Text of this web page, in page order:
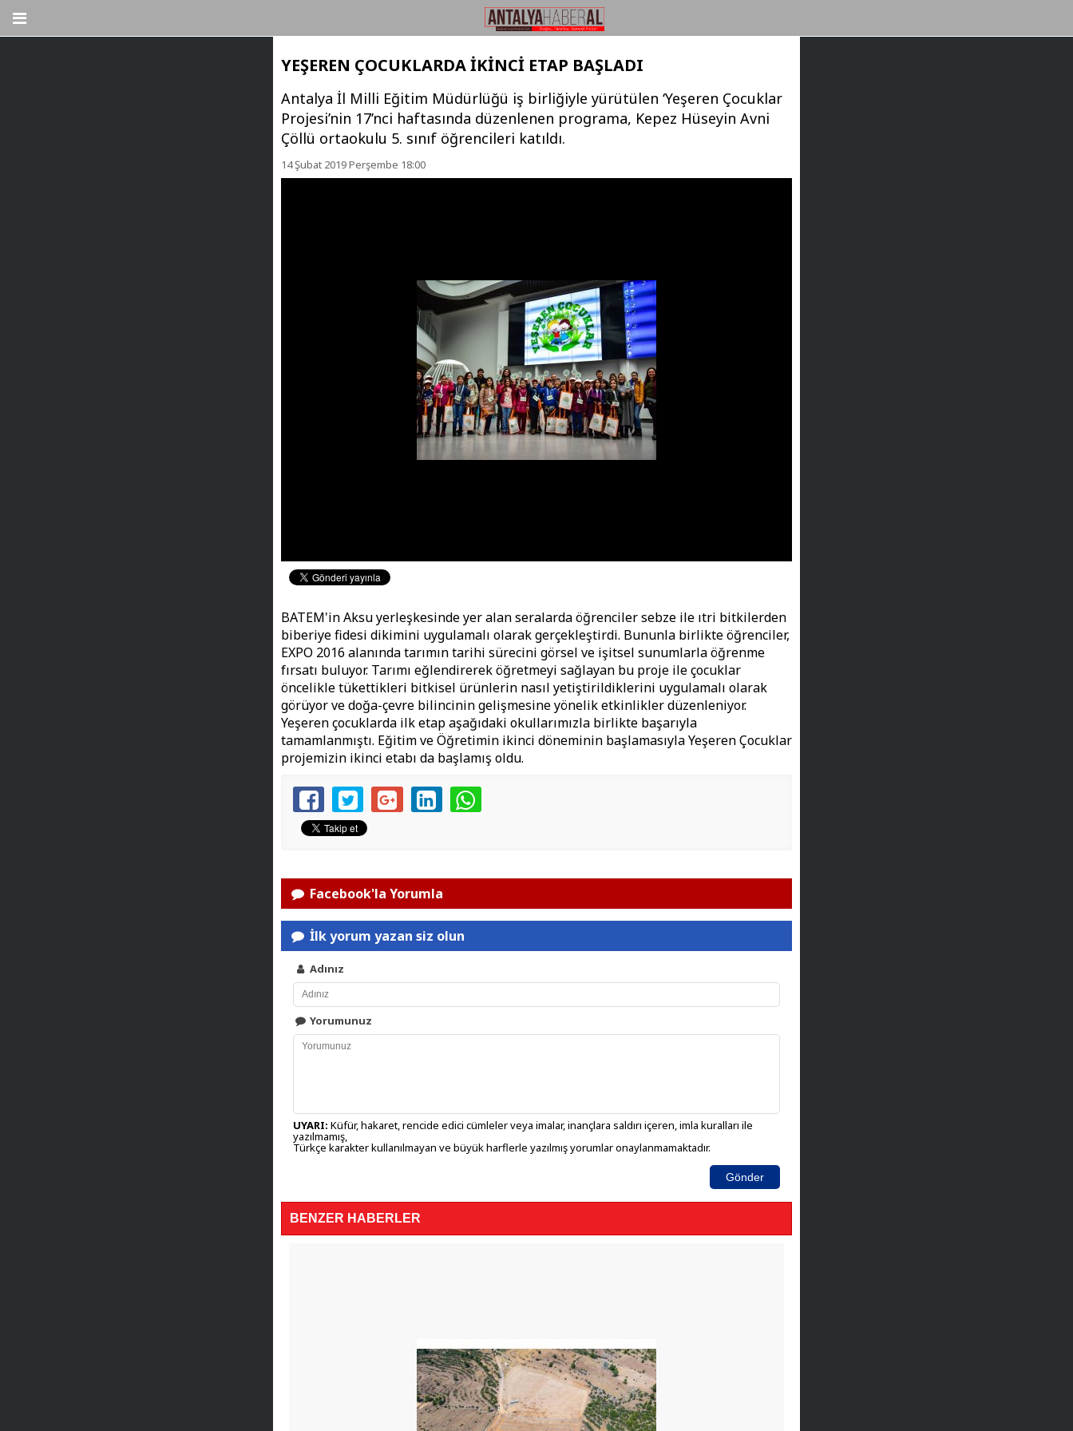
YEŞEREN ÇOCUKLARDA İKİNCİ ETAP BAŞLADI
Antalya İl Milli Eğitim Müdürlüğü iş birliğiyle yürütülen ‘Yeşeren Çocuklar
Projesi’nin 17’nci haftasında düzenlenen programa, Kepez Hüseyin Avni
Çöllü ortaokulu 5. sınıf öğrencileri katıldı.
14 Şubat 2019 Perşembe 18:00
BATEM'in Aksu yerleşkesinde yer alan seralarda öğrenciler sebze ile ıtri bitkilerden
biberiye fidesi dikimini uygulamalı olarak gerçekleştirdi. Bununla birlikte öğrenciler,
EXPO 2016 alanında tarımın tarihi sürecini görsel ve işitsel sunumlarla öğrenme
fırsatı buluyor. Tarımı eğlendirerek öğretmeyi sağlayan bu proje ile çocuklar
öncelikle tükettikleri bitkisel ürünlerin nasıl yetiştirildiklerini uygulamalı olarak
görüyor ve doğa-çevre bilincinin gelişmesine yönelik etkinlikler düzenleniyor.
Yeşeren çocuklarda ilk etap aşağıdaki okullarımızla birlikte başarıyla
tamamlanmıştı. Eğitim ve Öğretimin ikinci döneminin başlamasıyla Yeşeren Çocuklar
projemizin ikinci etabı da başlamış oldu.
Facebook'la Yorumla
İlk yorum yazan siz olun
Adınız
Yorumunuz
UYARI: Küfür, hakaret, rencide edici cümleler veya imalar, inançlara saldırı içeren, imla kuralları ile
yazılmamış,
Türkçe karakter kullanılmayan ve büyük harflerle yazılmış yorumlar onaylanmamaktadır.
Gönder
BENZER HABERLER